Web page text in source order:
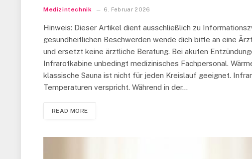
Medizintechnik 6. Februar 2026
Hinweis: Dieser Artikel dient ausschließlich zu
gesundheitlichen Beschwerden wende dich bitte an eine
und ersetzt keine ärztliche Beratung. Bei akuten
Infrarotkabine unbedingt medizinisches Fachpersonal.
klassische Sauna ist nicht für jeden Kreislauf geeignet.
Temperaturen verspricht. Während in der…
READ MORE